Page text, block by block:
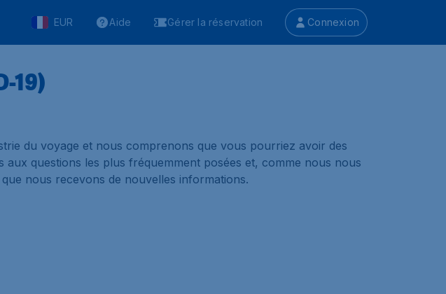
EUR Aide Gérer la réservation Connexion
19)
du voyage et nous comprenons que vous pourriez avoir des
questions les plus fréquemment posées et, comme nous nous
nous recevons de nouvelles informations.